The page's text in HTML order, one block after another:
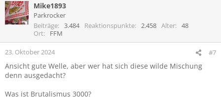
k
t
i
n
e
:
Mike1893
Parkrocker
Beiträge
3.484 Reaktionspunkte 2.458 Alter
48
Ort
FFM
23. Oktober 2024 #7
Ansicht gute Welle, aber wer hat sich diese wilde Mischung
denn ausgedacht?
Was ist Brutalismus 3000?